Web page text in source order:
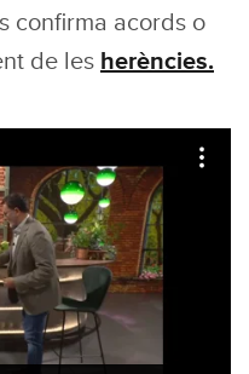
confirma acords o
de les herències.